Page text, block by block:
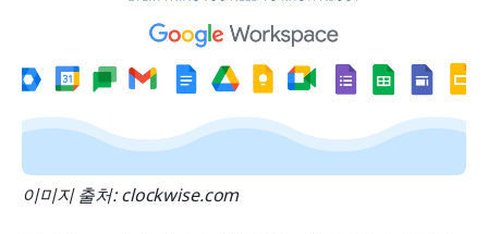
이미지 출처: clockwise.com